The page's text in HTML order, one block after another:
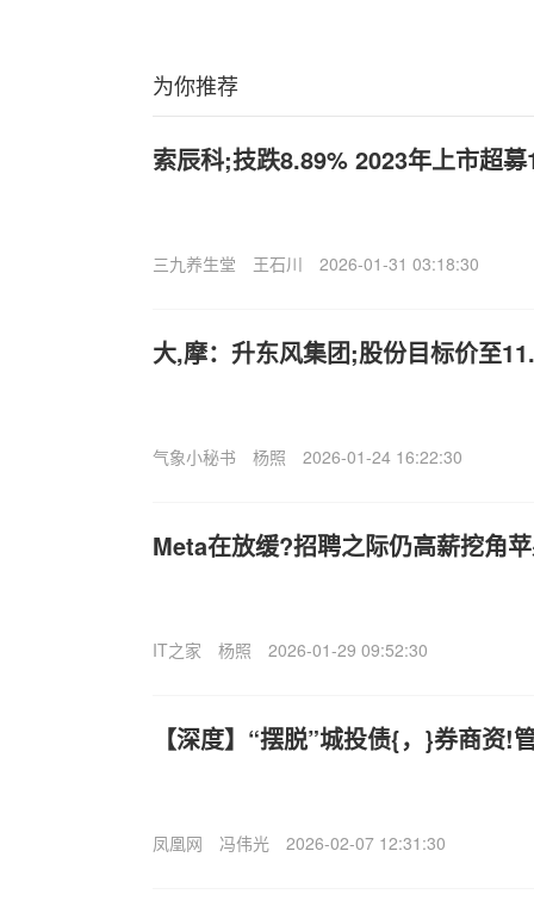
为你推荐
索辰科;技跌8.89% 2023年上市超
三九养生堂 王石川 2026-01-31 03:18:30
大,摩：升东风集团;股份目标价至
气象小秘书 杨照 2026-01-24 16:22:30
Meta在放缓?招聘之际仍高薪挖角
IT之家 杨照 2026-01-29 09:52:30
【深度】“摆脱”城投债{，}券商资!
凤凰网 冯伟光 2026-02-07 12:31:30